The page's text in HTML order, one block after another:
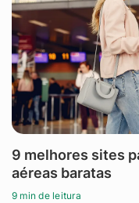
9 melhores sites
aéreas baratas
9 min de leitura